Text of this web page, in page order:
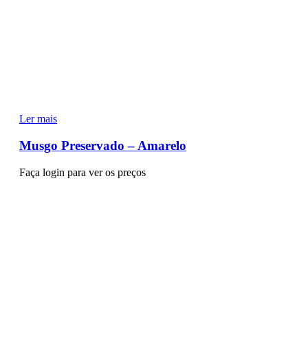
Ler mais
Musgo Preservado – Amarelo
Faça login para ver os preços